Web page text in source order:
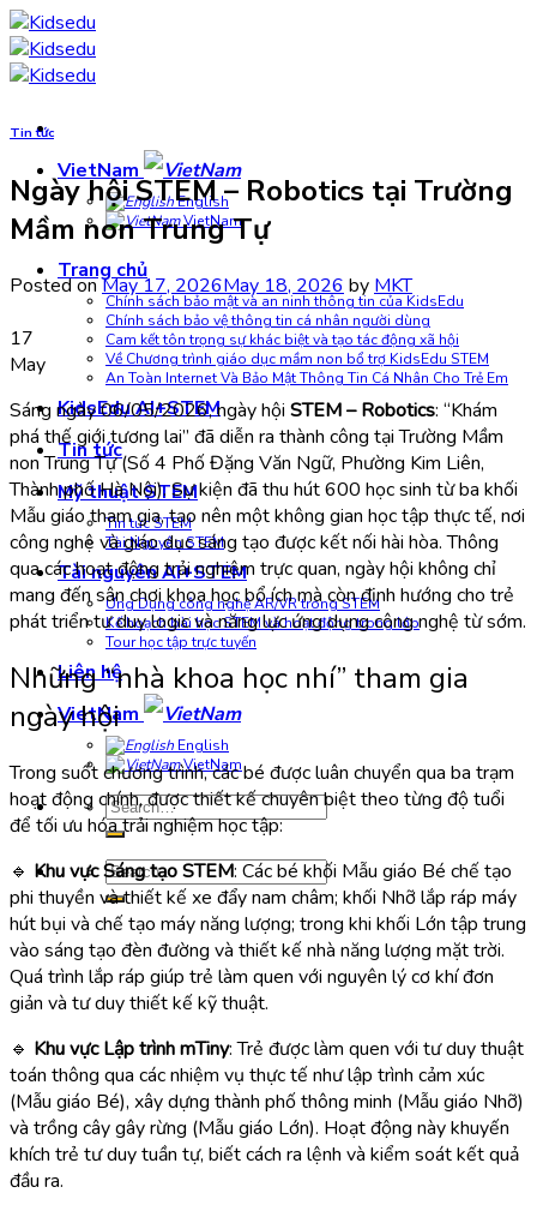
Skip
to
content
VietNam
English
VietNam
Trang chủ
Chính sách bảo mật và an ninh thông tin của KidsEdu
Chính sách bảo vệ thông tin cá nhân người dùng
Cam kết tôn trọng sự khác biệt và tạo tác động xã hội
Về Chương trình giáo dục mầm non bổ trợ KidsEdu STEM
An Toàn Internet Và Bảo Mật Thông Tin Cá Nhân Cho Trẻ Em
KidsEdu AI+STEM
Tin tức
Mỹ thuật STEM
Tin tức STEM
Tài Nguyên STEM
Tài nguyên AI+STEM
Ứng Dụng công nghệ AR/VR trong STEM
Kế hoạch bài học STEM và hoạt động trong lớp
Tour học tập trực tuyến
Liên hệ
VietNam
English
VietNam
Search
for:
Search
for:
Tin tức
Ngày hội STEM – Robotics tại Trường
Mầm non Trung Tự
Posted onMay 17, 2026May 18, 2026 by MKT
17
May
Sáng ngày 06/05/2026, ngày hội STEM – Robotics: “Khám
phá thế giới tương lai” đã diễn ra thành công tại Trường Mầm
non Trung Tự (Số 4 Phố Đặng Văn Ngữ, Phường Kim Liên,
Thành phố Hà Nội). Sự kiện đã thu hút 600 học sinh từ ba khối
Mẫu giáo tham gia, tạo nên một không gian học tập thực tế, nơi
công nghệ và giáo dục sáng tạo được kết nối hài hòa. Thông
qua các hoạt động trải nghiệm trực quan, ngày hội không chỉ
mang đến sân chơi khoa học bổ ích mà còn định hướng cho trẻ
phát triển tư duy logic và năng lực ứng dụng công nghệ từ sớm.
Những “nhà khoa học nhí” tham gia
ngày hội
Trong suốt chương trình, các bé được luân chuyển qua ba trạm
hoạt động chính, được thiết kế chuyên biệt theo từng độ tuổi
để tối ưu hóa trải nghiệm học tập:
🔹 Khu vực Sáng tạo STEM: Các bé khối Mẫu giáo Bé chế tạo
phi thuyền và thiết kế xe đẩy nam châm; khối Nhỡ lắp ráp máy
hút bụi và chế tạo máy năng lượng; trong khi khối Lớn tập trung
vào sáng tạo đèn đường và thiết kế nhà năng lượng mặt trời.
Quá trình lắp ráp giúp trẻ làm quen với nguyên lý cơ khí đơn
giản và tư duy thiết kế kỹ thuật.
🔹 Khu vực Lập trình mTiny: Trẻ được làm quen với tư duy thuật
toán thông qua các nhiệm vụ thực tế như lập trình cảm xúc
(Mẫu giáo Bé), xây dựng thành phố thông minh (Mẫu giáo Nhỡ)
và trồng cây gây rừng (Mẫu giáo Lớn). Hoạt động này khuyến
khích trẻ tư duy tuần tự, biết cách ra lệnh và kiểm soát kết quả
đầu ra.